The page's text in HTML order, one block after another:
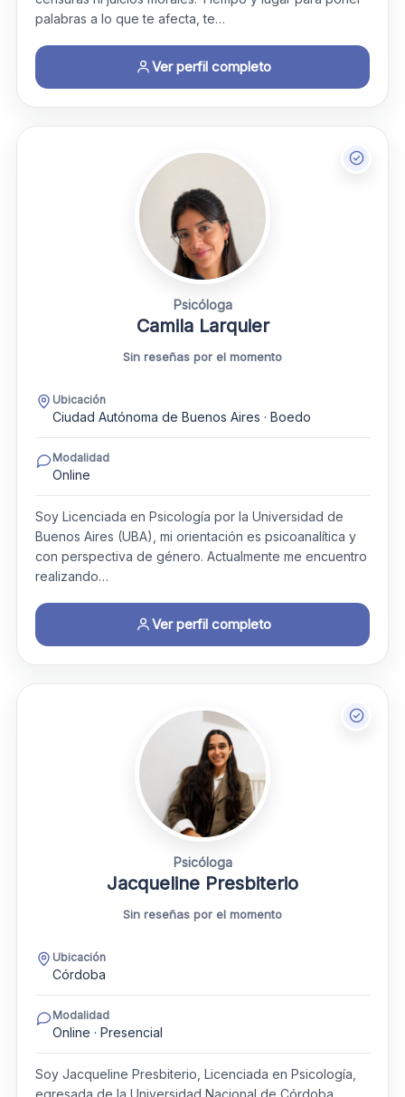
palabras a lo que te afecta, te…
Ver perfil completo
Psicóloga
Camila Larquier
Sin reseñas por el momento
Ubicación
Ciudad Autónoma de Buenos Aires · Boedo
Modalidad
Online
Soy Licenciada en Psicología por la Universidad de
Buenos Aires (UBA), mi orientación es psicoanalítica y
con perspectiva de género. Actualmente me encuentro
realizando…
Ver perfil completo
Psicóloga
Jacqueline Presbiterio
Sin reseñas por el momento
Ubicación
Córdoba
Modalidad
Online · Presencial
Soy Jacqueline Presbiterio, Licenciada en Psicología,
egresada de la Universidad Nacional de Córdoba.